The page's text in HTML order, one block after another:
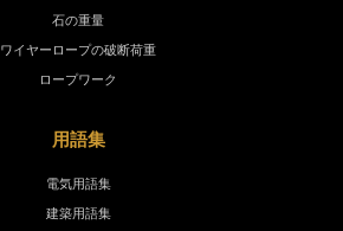
石の重量
ワイヤーロープの破断荷重
ロープワーク
用語集
電気用語集
建築用語集